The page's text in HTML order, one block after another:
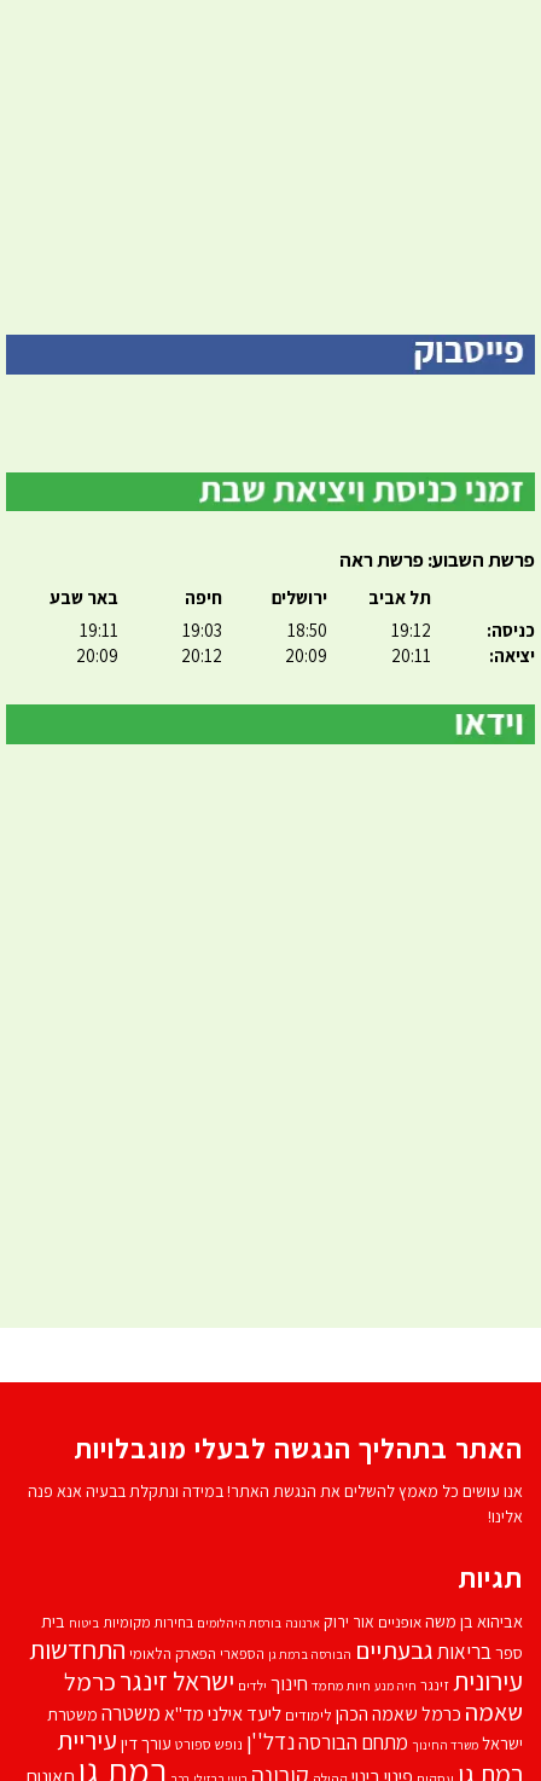
פרשת השבוע: פרשת ראה
כניסה:
יציאה:
תל אביב
19:12
20:11
ירושלים
18:50
20:09
חיפה
19:03
20:12
באר שבע
19:11
20:09
האתר בתהליך הנגשה לבעלי מוגבלויות
אנו עושים כל מאמץ להשלים את הנגשת האתר! במידה ונתקלת בבעיה אנא פנה
אלינו!
תגיות
אביהוא בן משהאופניים אור ירוק ארנונה בורסת היהלומים בחירות מקומיות ביטוח בית
ספרבריאותגבעתיים הבורסה ברמת גן הספארי הפארק הלאומי התחדשות
עירוניתזינגר חיה מנע חיות מחמד חינוך ילדים ישראל זינגרכרמל
שאמה כרמל שאמה הכהן לימודים ליעד אילנימד''אמשטרה משטרת
ישראל משרד החינוך מתחם הבורסהנדל''ן נופש ספורט עורך דין עיריית
רמת גן
רמת גן